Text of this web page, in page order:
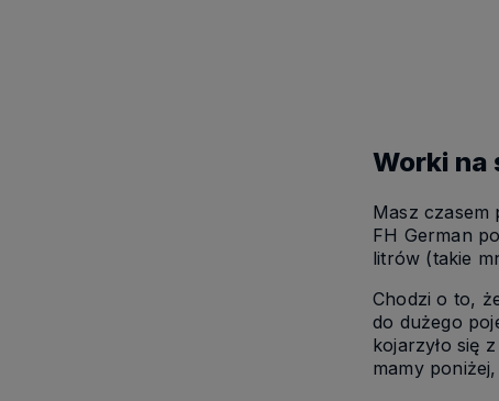
Worki na
Masz czasem
FH German
litrów (takie
Chodzi o to,
do dużego
kojarzyło się
mamy